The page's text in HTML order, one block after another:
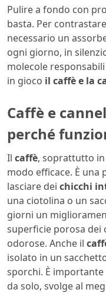
Pulire a fondo con
basta. Per
necessario un
ogni giorno, in
molecole
in gioco il caffè e la
Caffè e
perché
Il caffè, soprattutto
modo efficace. È
lasciare dei chicchi
una ciotolina o un
giorni un
superficie porosa dei
odorose. Anche il
isolato in un
sporchi. È
da solo, svolge al